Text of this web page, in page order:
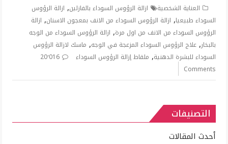
العناية الشخصية ازالة الرؤوس السوداء بالفازلين, ازالة الرؤوس
السوداء طبيعيا, ازالة الرؤوس السوداء من الانف بمعجون الاسنان, ازالة
الرؤوس السوداء من الانف من اول مرة, ازالة الرؤوس السوداء من الوجه
بالبخار,علاج الرؤوس السوداء المزعجة في الوجه, ماسك لازالة الرؤوس
السوداء للبشرة الدهنية, ملقاط إزالة الرؤوس السوداء
20٬016
Comments
التصنيفات
أحدث المقالات